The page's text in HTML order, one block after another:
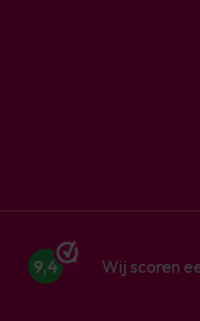
9,4 Wij scoren